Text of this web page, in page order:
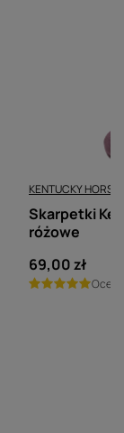
KENTUCKY
Skarpetki
różowe
69,00 zł
Ocena